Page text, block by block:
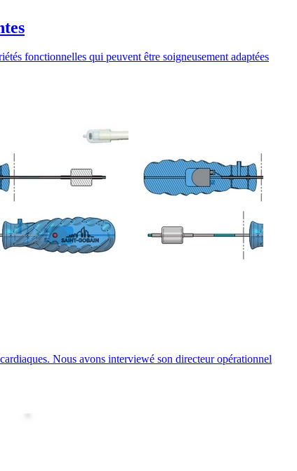
fonctionnelles qui peuvent être soigneusement adaptées
Nous avons interviewé son directeur opérationnel